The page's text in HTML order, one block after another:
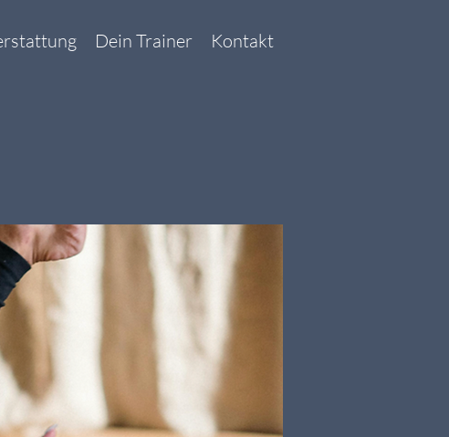
Dein Trainer Kontakt